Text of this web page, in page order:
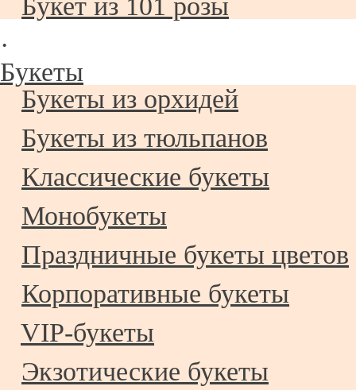
·
Букеты
Букеты из орхидей
Букеты из тюльпанов
Классические букеты
Монобукеты
Праздничные букеты цветов
Корпоративные букеты
VIP-букеты
Экзотические букеты